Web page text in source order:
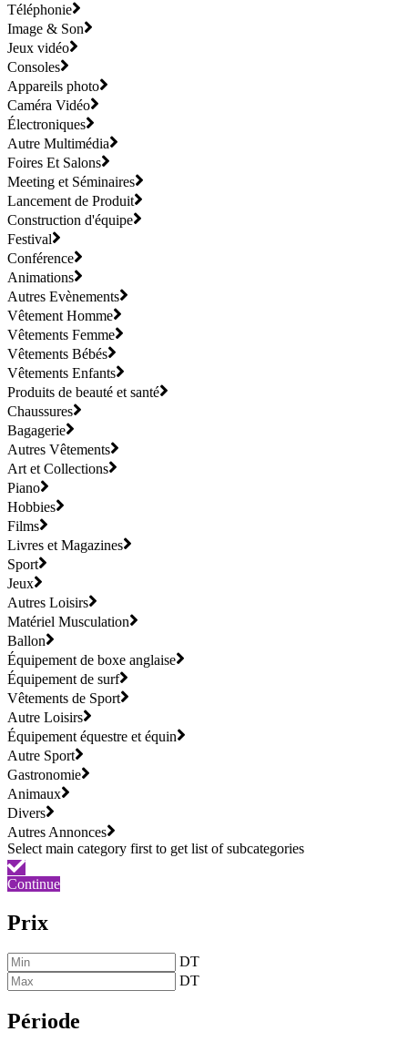
Téléphonie
Image & Son
Jeux vidéo
Consoles
Appareils photo
Caméra Vidéo
Électroniques
Autre Multimédia
Foires Et Salons
Meeting et Séminaires
Lancement de Produit
Construction d'équipe
Festival
Conférence
Animations
Autres Evènements
Vêtement Homme
Vêtements Femme
Vêtements Bébés
Vêtements Enfants
Produits de beauté et santé
Chaussures
Bagagerie
Autres Vêtements
Art et Collections
Piano
Hobbies
Films
Livres et Magazines
Sport
Jeux
Autres Loisirs
Matériel Musculation
Ballon
Équipement de boxe anglaise
Équipement de surf
Vêtements de Sport
Autre Loisirs
Équipement équestre et équin
Autre Sport
Gastronomie
Animaux
Divers
Autres Annonces
Continue
Prix
DT
DT
Période